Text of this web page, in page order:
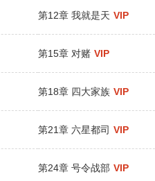
第12章 我就是天 VIP
第15章 对赌 VIP
第18章 四大家族 VIP
第21章 六星都司 VIP
第24章 号令战部 VIP